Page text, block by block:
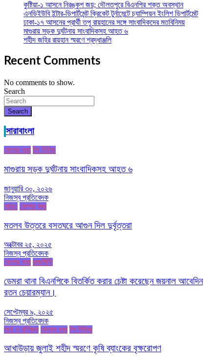
কুষ্টিয়া-১ আসনে নিরঙ্কুশ জয়; দৌলতপুরে বিএনপির শক্ত অবস্থান
এনডিইউবি ইন্টার-ডিপার্টমেন্ট ক্রিকেট টুর্নামেন্টে চ্যাম্পিয়ন ইংলিশ ডিপার্টমেন্ট
ঢাকা-১৭ আসনের প্রার্থী তপু রায়হানের সঙ্গে সাংবাদিকদের মতবিনিময়
মাগুরায় সড়ক দুর্ঘটনায় সাংবাদিকসহ আহত ৬
শহীদ জহির রায়হান স্মরণে শ্রদ্ধাঞ্জলি
Recent Comments
No comments to show.
Search
Search
সারাবাংলা
জেলার খবর টপ নিউজ
মাগুরায় সড়ক দুর্ঘটনায় সাংবাদিকসহ আহত ৬
জানুয়ারি ৩০, ২০২৬
নিজস্ব প্রতিবেদক
আরও জেলার খবর
মতলব উত্তরে বসতঘরে আগুন দিল দুর্বৃত্তরা
অক্টোবর ২৫, ২০২৫
নিজস্ব প্রতিবেদক
জেলার খবর রাজনীতি
ডেমরা থানা বিএনপিকে বিতর্কিত করার চেষ্টা করেছেন জয়নাল আবেদিন
রতন চেয়ারম্যান।
সেপ্টেম্বর ৯, ২০২৫
নিজস্ব প্রতিবেদক
অর্থ ও বাণিজ্য জেলার খবর টপ নিউজ
আখাউড়ায় জুলাই শহীদ স্মরণে কৃষি ব্যাংকের বৃক্ষরোপণ